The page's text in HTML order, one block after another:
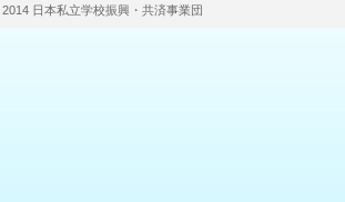
日本私立学校振興・共済事業団